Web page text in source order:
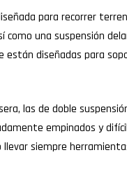
para recorrer
una suspensión
diseñadas para
las de doble
empinados y
siempre